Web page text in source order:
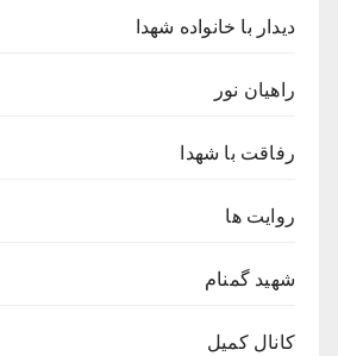
دیدار با خانواده شهدا
راهیان نور
رفاقت با شهدا
روایت ها
شهید گمنام
کانال کمیل